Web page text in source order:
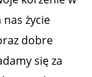
życie
dobre
się za